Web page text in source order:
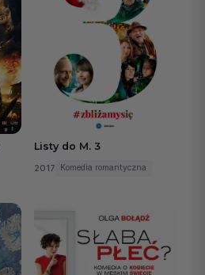
Listy do M. 3
2017 Komedia romantyczna